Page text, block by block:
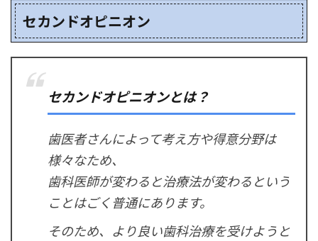
セカンドオピニオン
セカンドオピニオンとは？
歯医者さんによって考え方や得意分野は
様々なため、
歯科医師が変わると治療法が変わるという
ことはごく普通にあります。
そのため、より良い歯科治療を受けようと